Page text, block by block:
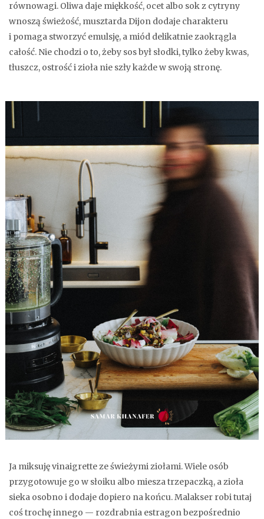
równowagi. Oliwa daje miękkość, ocet albo sok z cytryny
wnoszą świeżość, musztarda Dijon dodaje charakteru
i pomaga stworzyć emulsję, a miód delikatnie zaokrągla
całość. Nie chodzi o to, żeby sos był słodki, tylko żeby kwas,
tłuszcz, ostrość i zioła nie szły każde w swoją stronę.
Ja miksuję vinaigrette ze świeżymi ziołami. Wiele osób
przygotowuje go w słoiku albo miesza trzepaczką, a zioła
sieka osobno i dodaje dopiero na końcu. Malakser robi tutaj
coś trochę innego — rozdrabnia estragon bezpośrednio